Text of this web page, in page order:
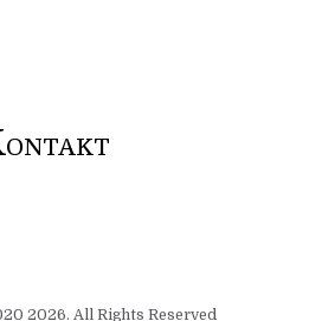
ONTAKT
2026. All Rights Reserved